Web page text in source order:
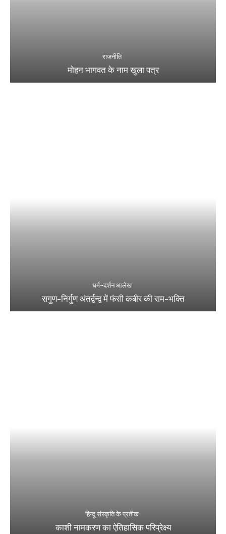
राजनीति
मोहन भागवत के नाम खुला पत्र
धर्म-दर्शन आलेख
सगुण-निर्गुण अंतर्द्वन्द्व में फंसी कबीर की राम-भक्ति
हिन्दू संस्कृति के प्रतीक
काशी नामकरण का ऐतिहासिक परिप्रेक्ष्य